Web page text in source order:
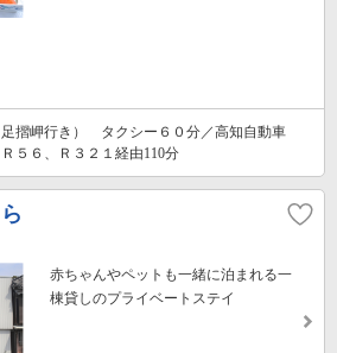
摺岬行き） タクシー６０分／高知自動車
５６、Ｒ３２１経由110分
赤ちゃんやペットも一緒に泊まれる一
棟貸しのプライベートステイ